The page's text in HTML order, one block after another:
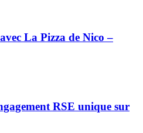
La Pizza de Nico –
RSE unique sur